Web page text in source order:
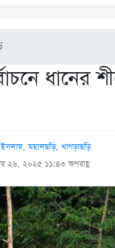
ধানের
মহালছড়ি, খাগড়াছড়ি
২৬, ২০২৫ ১১:৪৩ অপরাহ্ণ